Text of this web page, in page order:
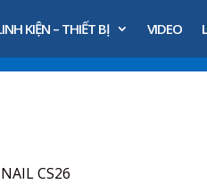
KIỆN – THIẾT BỊ VIDEO
CS26